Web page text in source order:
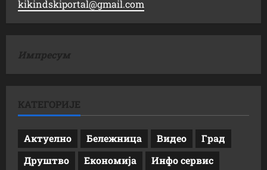
kikindskiportal@gmail.com
Импресум
КАТЕГОРИЈЕ
Актуелно Бележница Видео
Град
Друштво
Економија Инфо сервис